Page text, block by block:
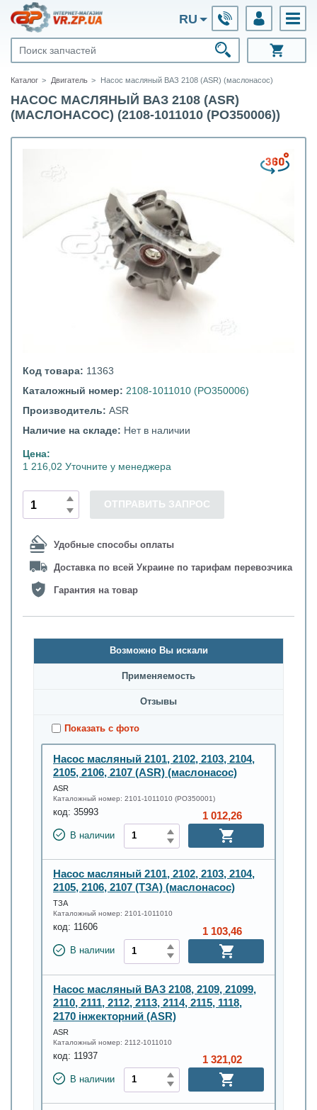
RU
Каталог Двигатель Насос масляный ВАЗ 2108 (ASR) (маслонасос)
НАСОС МАСЛЯНЫЙ ВАЗ 2108 (ASR)
(МАСЛОНАСОС) (2108-1011010 (PO350006))
Код товара: 11363
Каталожный номер: 2108-1011010 (PO350006)
Производитель: ASR
Наличие на складе: Нет в наличии
Цена:
1 216,02 Уточните у менеджера
Удобные способы оплаты
Доставка по всей Украине по тарифам перевозчика
Гарантия на товар
ОТПРАВИТЬ ЗАПРОС
Возможно Вы искали
Применяемость
Oтзывы
Показать с фото
Насос масляный 2101, 2102, 2103, 2104,
2105, 2106, 2107 (ASR) (маслонасос)
ASR
Каталожный номер: 2101-1011010 (PO350001)
код: 35993
В наличии
1 012,26
Насос масляный 2101, 2102, 2103, 2104,
2105, 2106, 2107 (ТЗА) (маслонасос)
ТЗА
Каталожный номер: 2101-1011010
код: 11606
В наличии
1 103,46
Насос масляный ВАЗ 2108, 2109, 21099,
2110, 2111, 2112, 2113, 2114, 2115, 1118,
2170 інжекторний (ASR)
ASR
Каталожный номер: 2112-1011010
код: 11937
В наличии
1 321,02